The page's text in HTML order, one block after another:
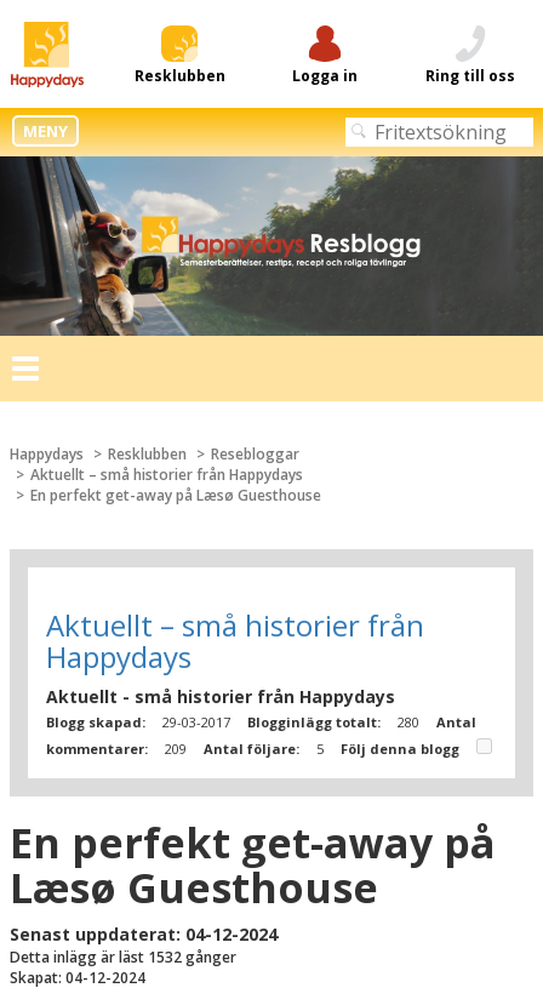
Resklubben Logga in Ring till oss
MENY
Toggle
navigation
Happydays Resklubben
Resebloggar
Aktuellt – små historier från Happydays
En perfekt get-away på Læsø Guesthouse
Aktuellt – små historier från
Happydays
Aktuellt - små historier från Happydays
Blogg skapad: 29-03-2017 Blogginlägg totalt: 280
Antal
kommentarer:
209 Antal följare: 5 Följ denna blogg
En perfekt get-away på
Læsø Guesthouse
Senast uppdaterat: 04-12-2024
Detta inlägg är läst 1532 gånger
Skapat: 04-12-2024